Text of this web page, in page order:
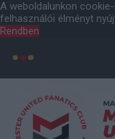
A weboldalunkon
felhasználói élményt
Rendben